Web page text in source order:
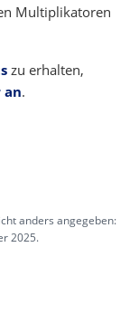
Multiplikatoren
zu erhalten,
an.
anders angegeben:
2025.